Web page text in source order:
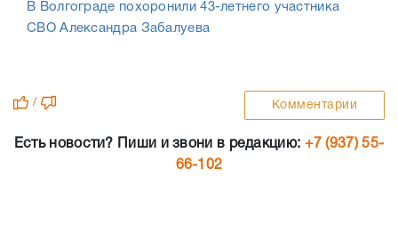
В Волгограде похоронили 43-летнего участника
СВО Александра Забалуева
/ Комментарии
Есть новости? Пиши и звони в редакцию: +7 (937) 55-
66-102